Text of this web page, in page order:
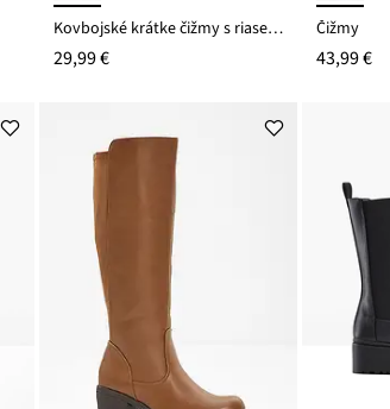
Kovbojské krátke čižmy s riasením
29,99 €
Čižmy
43,99 €